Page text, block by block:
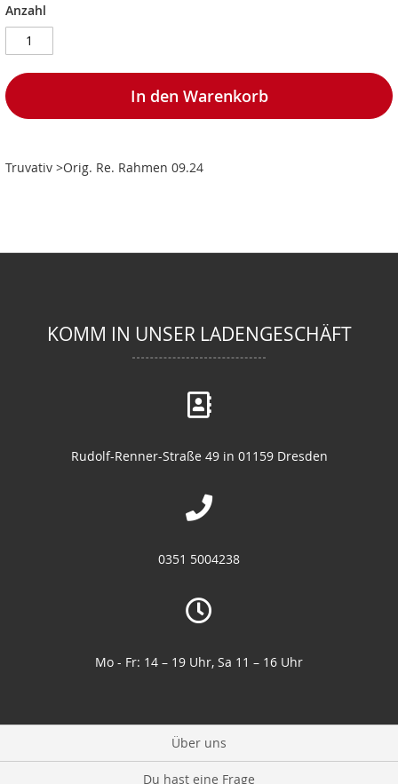
Anzahl
In den Warenkorb
Truvativ >Orig. Re. Rahmen 09.24
KOMM IN UNSER LADENGESCHÄFT
Rudolf-Renner-Straße 49 in 01159 Dresden
0351 5004238
Mo - Fr: 14 – 19 Uhr, Sa 11 – 16 Uhr
Über uns
Du hast eine Frage